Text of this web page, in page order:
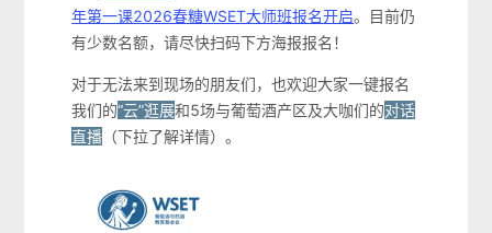
年第一课2026春糖WSET大师班报名开启。目前仍
有少数名额，请尽快扫码下方海报报名！
对于无法来到现场的朋友们，也欢迎大家一键报名
我们的“云”逛展和5场与葡萄酒产区及大咖们的对话
直播 （下拉了解详情）。